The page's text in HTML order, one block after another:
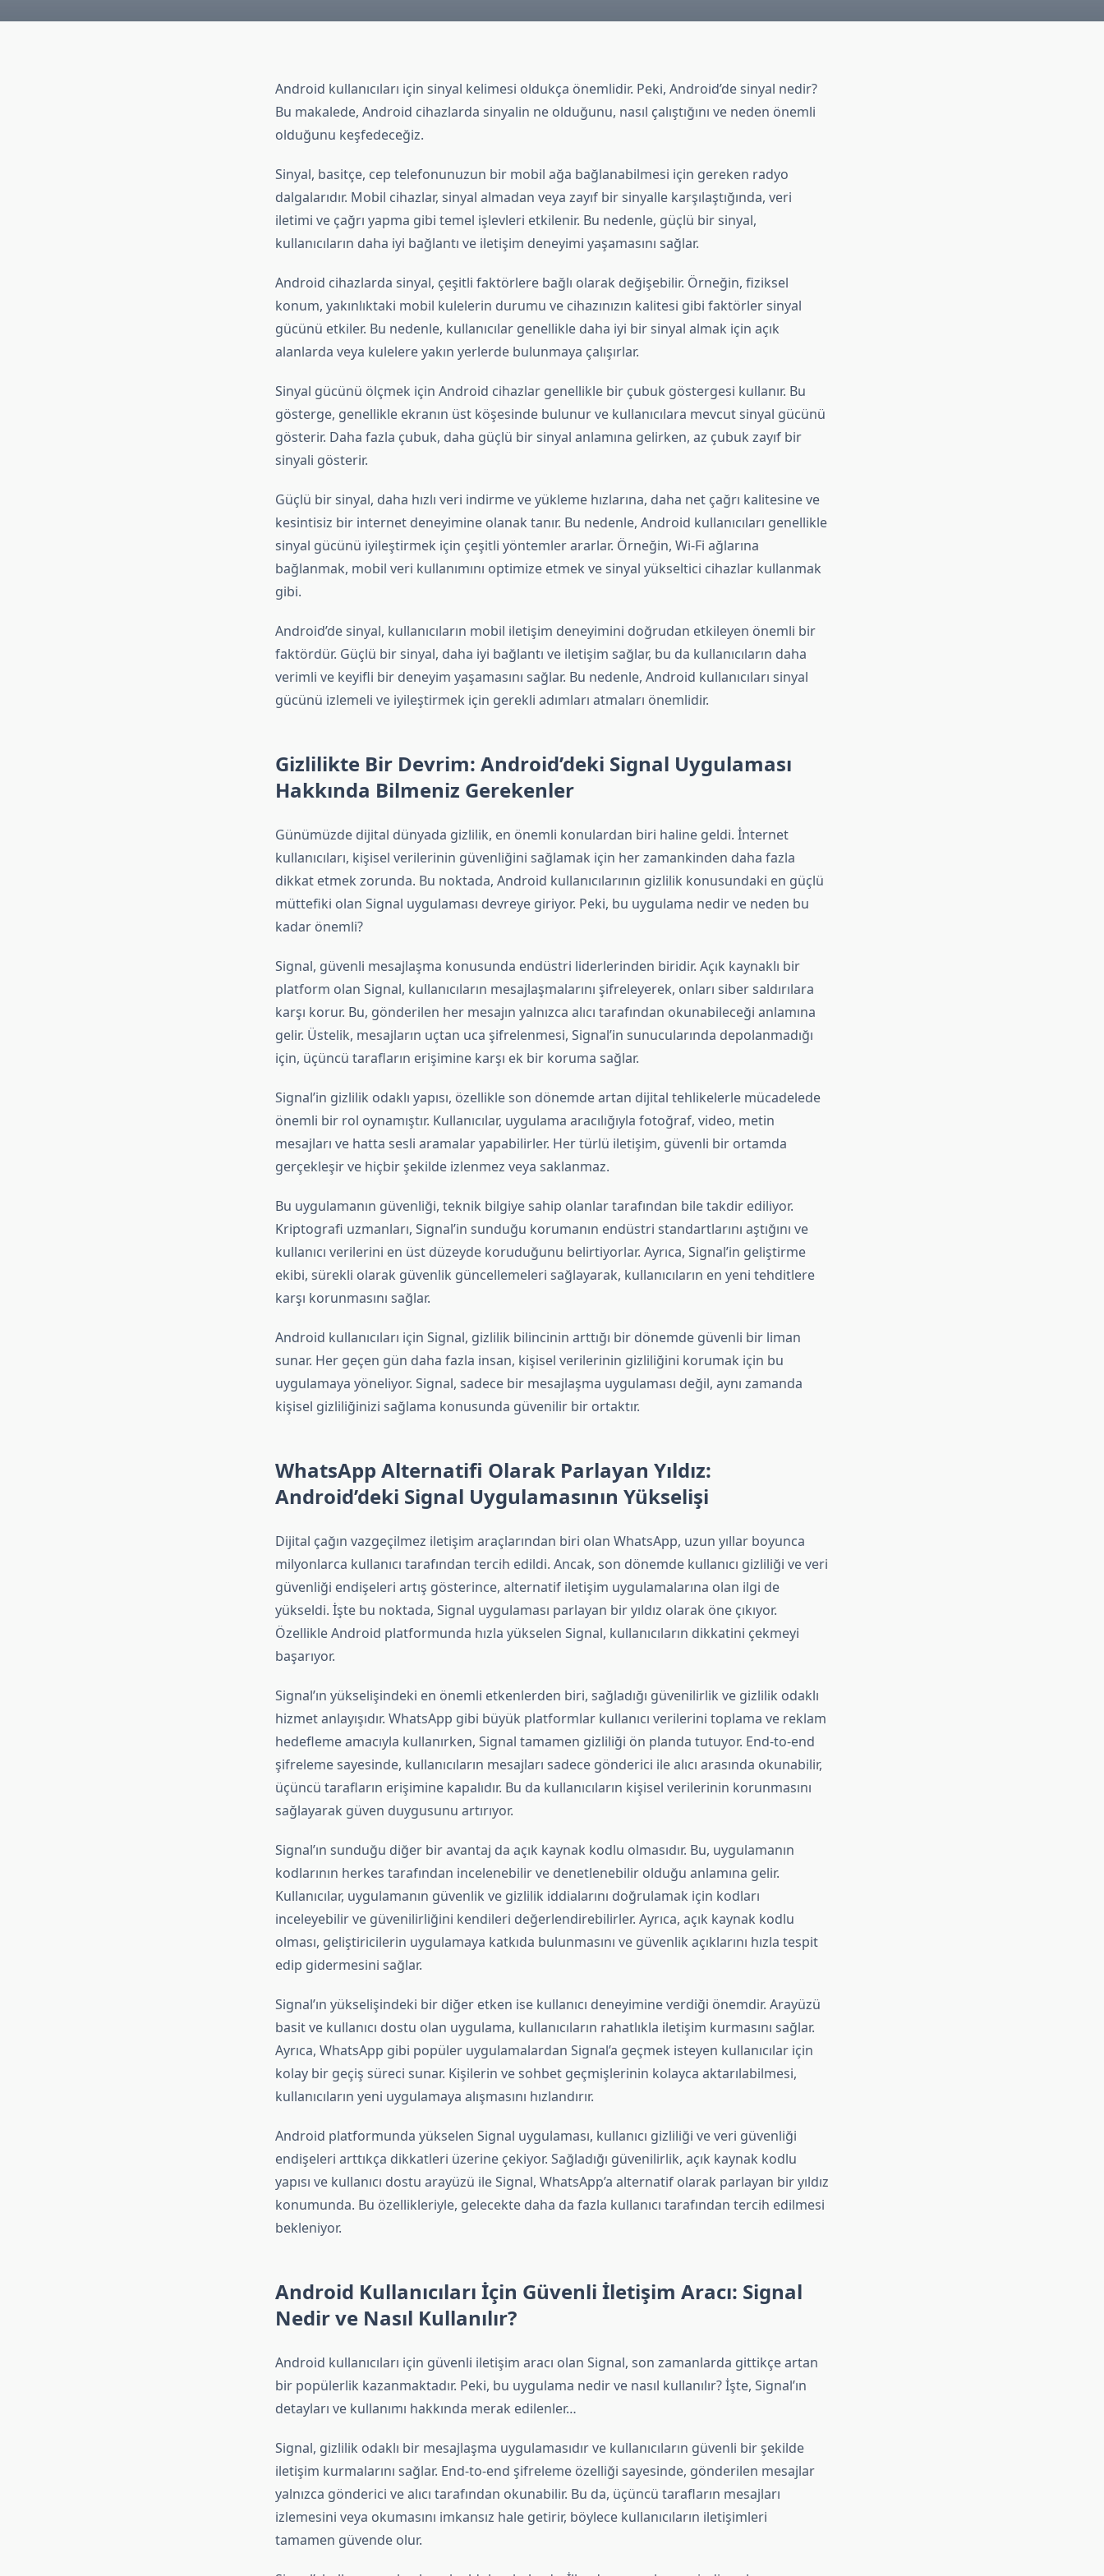
Android kullanıcıları için sinyal kelimesi oldukça önemlidir. Peki, Android’de sinyal nedir?
Bu makalede, Android cihazlarda sinyalin ne olduğunu, nasıl çalıştığını ve neden önemli
olduğunu keşfedeceğiz.
Sinyal, basitçe, cep telefonunuzun bir mobil ağa bağlanabilmesi için gereken radyo
dalgalarıdır. Mobil cihazlar, sinyal almadan veya zayıf bir sinyalle karşılaştığında, veri
iletimi ve çağrı yapma gibi temel işlevleri etkilenir. Bu nedenle, güçlü bir sinyal,
kullanıcıların daha iyi bağlantı ve iletişim deneyimi yaşamasını sağlar.
Android cihazlarda sinyal, çeşitli faktörlere bağlı olarak değişebilir. Örneğin, fiziksel
konum, yakınlıktaki mobil kulelerin durumu ve cihazınızın kalitesi gibi faktörler sinyal
gücünü etkiler. Bu nedenle, kullanıcılar genellikle daha iyi bir sinyal almak için açık
alanlarda veya kulelere yakın yerlerde bulunmaya çalışırlar.
Sinyal gücünü ölçmek için Android cihazlar genellikle bir çubuk göstergesi kullanır. Bu
gösterge, genellikle ekranın üst köşesinde bulunur ve kullanıcılara mevcut sinyal gücünü
gösterir. Daha fazla çubuk, daha güçlü bir sinyal anlamına gelirken, az çubuk zayıf bir
sinyali gösterir.
Güçlü bir sinyal, daha hızlı veri indirme ve yükleme hızlarına, daha net çağrı kalitesine ve
kesintisiz bir internet deneyimine olanak tanır. Bu nedenle, Android kullanıcıları genellikle
sinyal gücünü iyileştirmek için çeşitli yöntemler ararlar. Örneğin, Wi-Fi ağlarına
bağlanmak, mobil veri kullanımını optimize etmek ve sinyal yükseltici cihazlar kullanmak
gibi.
Android’de sinyal, kullanıcıların mobil iletişim deneyimini doğrudan etkileyen önemli bir
faktördür. Güçlü bir sinyal, daha iyi bağlantı ve iletişim sağlar, bu da kullanıcıların daha
verimli ve keyifli bir deneyim yaşamasını sağlar. Bu nedenle, Android kullanıcıları sinyal
gücünü izlemeli ve iyileştirmek için gerekli adımları atmaları önemlidir.
Gizlilikte Bir Devrim: Android’deki Signal Uygulaması
Hakkında Bilmeniz Gerekenler
Günümüzde dijital dünyada gizlilik, en önemli konulardan biri haline geldi. İnternet
kullanıcıları, kişisel verilerinin güvenliğini sağlamak için her zamankinden daha fazla
dikkat etmek zorunda. Bu noktada, Android kullanıcılarının gizlilik konusundaki en güçlü
müttefiki olan Signal uygulaması devreye giriyor. Peki, bu uygulama nedir ve neden bu
kadar önemli?
Signal, güvenli mesajlaşma konusunda endüstri liderlerinden biridir. Açık kaynaklı bir
platform olan Signal, kullanıcıların mesajlaşmalarını şifreleyerek, onları siber saldırılara
karşı korur. Bu, gönderilen her mesajın yalnızca alıcı tarafından okunabileceği anlamına
gelir. Üstelik, mesajların uçtan uca şifrelenmesi, Signal’in sunucularında depolanmadığı
için, üçüncü tarafların erişimine karşı ek bir koruma sağlar.
Signal’in gizlilik odaklı yapısı, özellikle son dönemde artan dijital tehlikelerle mücadelede
önemli bir rol oynamıştır. Kullanıcılar, uygulama aracılığıyla fotoğraf, video, metin
mesajları ve hatta sesli aramalar yapabilirler. Her türlü iletişim, güvenli bir ortamda
gerçekleşir ve hiçbir şekilde izlenmez veya saklanmaz.
Bu uygulamanın güvenliği, teknik bilgiye sahip olanlar tarafından bile takdir ediliyor.
Kriptografi uzmanları, Signal’in sunduğu korumanın endüstri standartlarını aştığını ve
kullanıcı verilerini en üst düzeyde koruduğunu belirtiyorlar. Ayrıca, Signal’in geliştirme
ekibi, sürekli olarak güvenlik güncellemeleri sağlayarak, kullanıcıların en yeni tehditlere
karşı korunmasını sağlar.
Android kullanıcıları için Signal, gizlilik bilincinin arttığı bir dönemde güvenli bir liman
sunar. Her geçen gün daha fazla insan, kişisel verilerinin gizliliğini korumak için bu
uygulamaya yöneliyor. Signal, sadece bir mesajlaşma uygulaması değil, aynı zamanda
kişisel gizliliğinizi sağlama konusunda güvenilir bir ortaktır.
WhatsApp Alternatifi Olarak Parlayan Yıldız:
Android’deki Signal Uygulamasının Yükselişi
Dijital çağın vazgeçilmez iletişim araçlarından biri olan WhatsApp, uzun yıllar boyunca
milyonlarca kullanıcı tarafından tercih edildi. Ancak, son dönemde kullanıcı gizliliği ve veri
güvenliği endişeleri artış gösterince, alternatif iletişim uygulamalarına olan ilgi de
yükseldi. İşte bu noktada, Signal uygulaması parlayan bir yıldız olarak öne çıkıyor.
Özellikle Android platformunda hızla yükselen Signal, kullanıcıların dikkatini çekmeyi
başarıyor.
Signal’ın yükselişindeki en önemli etkenlerden biri, sağladığı güvenilirlik ve gizlilik odaklı
hizmet anlayışıdır. WhatsApp gibi büyük platformlar kullanıcı verilerini toplama ve reklam
hedefleme amacıyla kullanırken, Signal tamamen gizliliği ön planda tutuyor. End-to-end
şifreleme sayesinde, kullanıcıların mesajları sadece gönderici ile alıcı arasında okunabilir,
üçüncü tarafların erişimine kapalıdır. Bu da kullanıcıların kişisel verilerinin korunmasını
sağlayarak güven duygusunu artırıyor.
Signal’ın sunduğu diğer bir avantaj da açık kaynak kodlu olmasıdır. Bu, uygulamanın
kodlarının herkes tarafından incelenebilir ve denetlenebilir olduğu anlamına gelir.
Kullanıcılar, uygulamanın güvenlik ve gizlilik iddialarını doğrulamak için kodları
inceleyebilir ve güvenilirliğini kendileri değerlendirebilirler. Ayrıca, açık kaynak kodlu
olması, geliştiricilerin uygulamaya katkıda bulunmasını ve güvenlik açıklarını hızla tespit
edip gidermesini sağlar.
Signal’ın yükselişindeki bir diğer etken ise kullanıcı deneyimine verdiği önemdir. Arayüzü
basit ve kullanıcı dostu olan uygulama, kullanıcıların rahatlıkla iletişim kurmasını sağlar.
Ayrıca, WhatsApp gibi popüler uygulamalardan Signal’a geçmek isteyen kullanıcılar için
kolay bir geçiş süreci sunar. Kişilerin ve sohbet geçmişlerinin kolayca aktarılabilmesi,
kullanıcıların yeni uygulamaya alışmasını hızlandırır.
Android platformunda yükselen Signal uygulaması, kullanıcı gizliliği ve veri güvenliği
endişeleri arttıkça dikkatleri üzerine çekiyor. Sağladığı güvenilirlik, açık kaynak kodlu
yapısı ve kullanıcı dostu arayüzü ile Signal, WhatsApp’a alternatif olarak parlayan bir yıldız
konumunda. Bu özellikleriyle, gelecekte daha da fazla kullanıcı tarafından tercih edilmesi
bekleniyor.
Android Kullanıcıları İçin Güvenli İletişim Aracı: Signal
Nedir ve Nasıl Kullanılır?
Android kullanıcıları için güvenli iletişim aracı olan Signal, son zamanlarda gittikçe artan
bir popülerlik kazanmaktadır. Peki, bu uygulama nedir ve nasıl kullanılır? İşte, Signal’ın
detayları ve kullanımı hakkında merak edilenler…
Signal, gizlilik odaklı bir mesajlaşma uygulamasıdır ve kullanıcıların güvenli bir şekilde
iletişim kurmalarını sağlar. End-to-end şifreleme özelliği sayesinde, gönderilen mesajlar
yalnızca gönderici ve alıcı tarafından okunabilir. Bu da, üçüncü tarafların mesajları
izlemesini veya okumasını imkansız hale getirir, böylece kullanıcıların iletişimleri
tamamen güvende olur.